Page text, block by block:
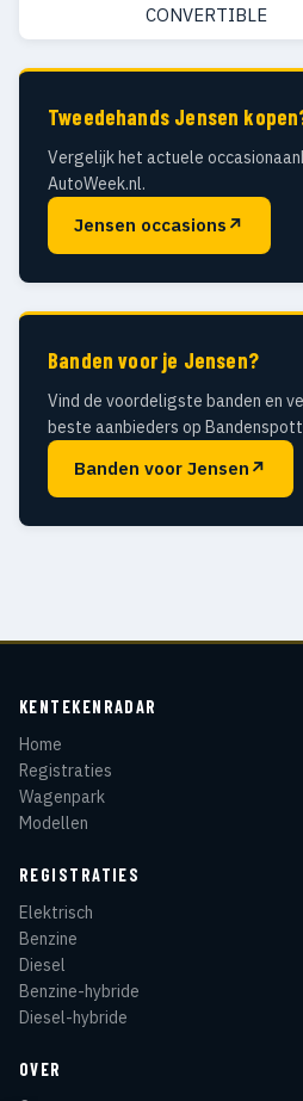
CONVERTIBLE
Tweedehands Jensen
Vergelijk het actuele
AutoWeek.nl.
Jensen occasions ↗
Banden voor je Jensen?
Vind de voordeligste banden en
beste aanbieders op
Banden voor Jensen ↗
KENTEKENRADAR
Home
Registraties
Wagenpark
Modellen
REGISTRATIES
Elektrisch
Benzine
Diesel
Benzine-hybride
Diesel-hybride
OVER